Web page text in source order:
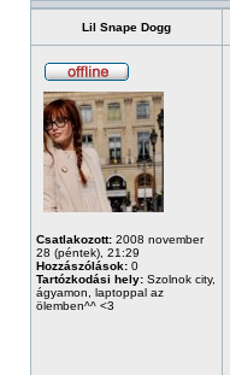
Lil Snape Dogg
Csatlakozott: 2008 november
28 (péntek), 21:29
Hozzászólások: 0
Tartózkodási hely: Szolnok city,
ágyamon, laptoppal az
ölemben^^ <3